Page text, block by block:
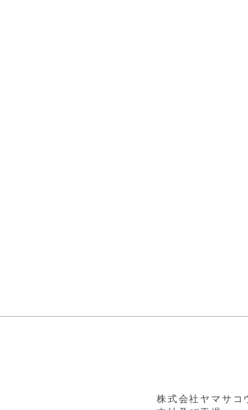
株式会社ヤマサコ